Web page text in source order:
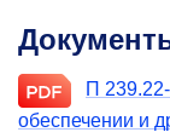
П
обеспечении и